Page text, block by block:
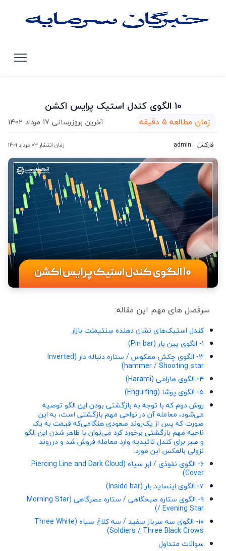
10 الگوی کندل استیک پرایس اکشن
زمان مطالعه 5 دقیقه آخرین بروزرسانی 17 مرداد 1402
فارکس admin زمان انتشار 03 مرداد 1401
سرفصل های مهم این مقاله:
کندل استیک‌های نشان دهنده سِنتیمنت بازار
۱- الگوی پین بار (Pin bar)
۳- الگوی چکش معکوس / ستاره دنباله دار (Inverted
hammer / Shooting star)
۴- الگوی هارامی (Harami)
۵- الگوی پوشا (Engulfing)
روش دوم که با توجه به بازگشتی بودن این الگو توصیه
می‌شود، معامله آن در نواحی مهم بازگشتی است، به این
صورت که پس از یک‌روند صعودی هنگامی‌که قیمت به یک
ناحیه مهم بازگشتی برخورد کرد می‌توان با ظاهر شدن این الگو
و صبر برای کندل تائیدیه وارد معامله فروش شد و درروند
نزولی بالعکس این مورد.
۶- الگوی نفوذی / ابر سیاه (Piercing Line and Dark Cloud
Cover)
۷- الگوی اینساید بار (Inside bar)
۹- الگوی ستاره صبحگاهی / ستاره عصرگاهی (Morning Star
/ Evening Star)
۱۰- الگوی سه سرباز سفید / سه کلاغ سیاه (Three White
Soldiers / Three Black Crows)
سوالات متداول